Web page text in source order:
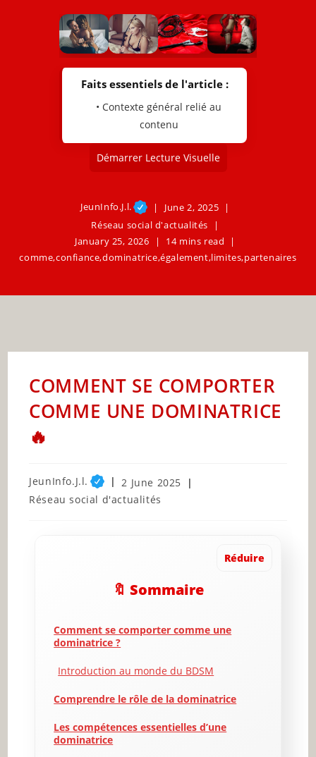
Faits essentiels de l'article :
• Contexte général relié au
contenu
Démarrer Lecture Visuelle
JeunInfo.J.l.
June 2, 2025
Réseau social d'actualités
January 25, 2026
14 mins read
comme,confiance,dominatrice,également,limites,partenaires
COMMENT SE COMPORTER
COMME UNE DOMINATRICE
🔥
Post
author:
JeunInfo.J.l.
Post
published:
2 June 2025
Post
Réseau social d'actualités
Réduire
🔖 Sommaire
Comment se comporter comme une
dominatrice ?
Introduction au monde du BDSM
Comprendre le rôle de la dominatrice
Les compétences essentielles d’une
dominatrice